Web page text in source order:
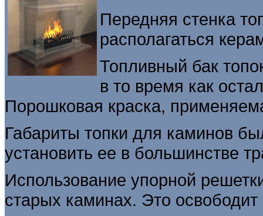
Передняя стенка
располагаться
Топливный бак
в то время как
Порошковая краска,
Габариты топки для каминов
установить ее в большинстве
Использование упорной
старых каминах. Это